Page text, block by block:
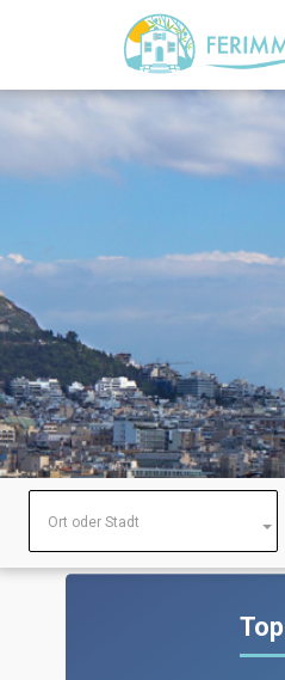
Ort oder Stadt